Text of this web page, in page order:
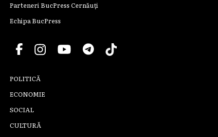
Parteneri BucPress Cernăuți
Echipa BucPress
POLITICĂ
ECONOMIE
SOCIAL
CULTURĂ